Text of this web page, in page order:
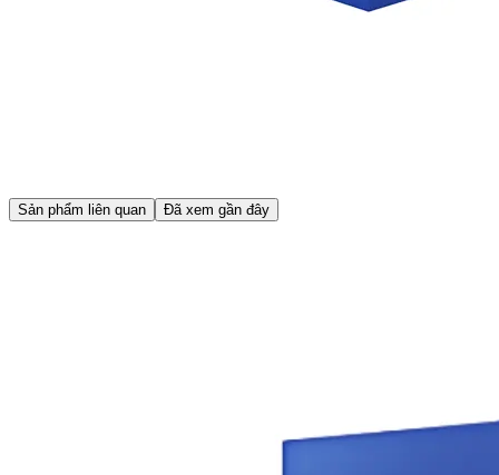
Sản phẩm liên quan Đã xem gần đây